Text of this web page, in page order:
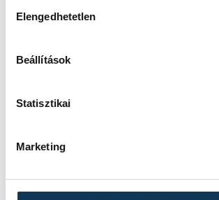
Elengedhetetlen
Beállítások
Statisztikai
Marketing
lett az Év